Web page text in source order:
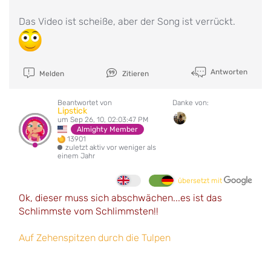
Das Video ist scheiße, aber der Song ist verrückt.
Melden Zitieren Antworten
Beantwortet von
Lipstick
um Sep 26, 10, 02:03:47 PM
Almighty Member
13901
zuletzt aktiv vor weniger als
einem Jahr
Danke von:
übersetzt mit
Ok, dieser muss sich abschwächen...es ist das
Schlimmste vom Schlimmsten!!
Auf Zehenspitzen durch die Tulpen